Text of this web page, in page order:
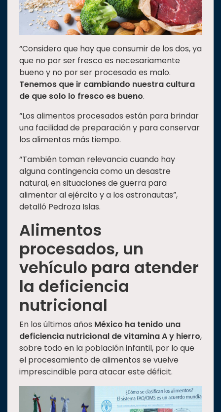
“Considero que hay que consumir de los dos, ya
que no por ser fresco es necesariamente
bueno y no por ser procesado es malo.
Tenemos que ir cambiando nuestra cultura
de que solo lo fresco es bueno.
“Los alimentos procesados están para brindar
una facilidad de preparación y para conservar
los alimentos más tiempo.
“También toman relevancia cuando hay
alguna contingencia como un desastre
natural, en situaciones de guerra para
alimentar al ejército y a los astronautas”,
detalló Pedroza Islas.
Alimentos
procesados, un
vehículo para atender
la deficiencia
nutricional
En los últimos años México ha tenido una
deficiencia nutricional de vitamina A y hierro,
sobre todo en la población infantil, por lo que
el procesamiento de alimentos se vuelve
imprescindible para atacar este déficit.